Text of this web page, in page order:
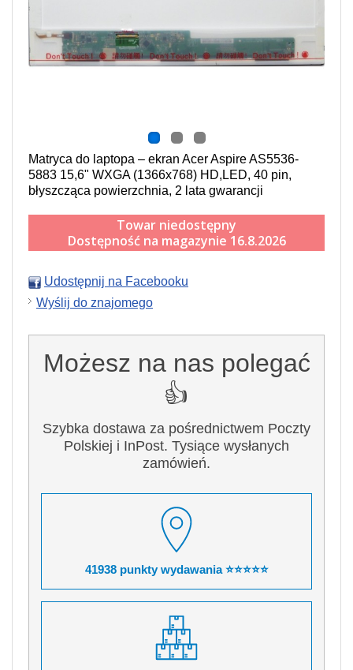
Matryca do laptopa – ekran Acer Aspire AS5536-
5883 15,6" WXGA (1366x768) HD,LED, 40 pin,
błyszcząca powierzchnia, 2 lata gwarancji
Towar niedostępny
Dostępność na magazynie 16.8.2026
Udostępnij na Facebooku
Wyślij do znajomego
Możesz na nas polegać
👍
Szybka dostawa za pośrednictwem Poczty
Polskiej i InPost. Tysiące wysłanych
zamówień.
41938 punkty wydawania ⭐⭐⭐⭐⭐